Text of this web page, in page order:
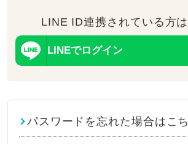
LINE ID連携されている方
LINEでログイン
パスワードを忘れた場合はこ